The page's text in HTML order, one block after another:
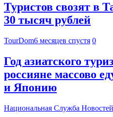
Туристов свозят в
30 тысяч рублей
TourDom6 месяцев спустя 0
Год азиатского
россияне массово
и Японию
Национальная Служба Новостей